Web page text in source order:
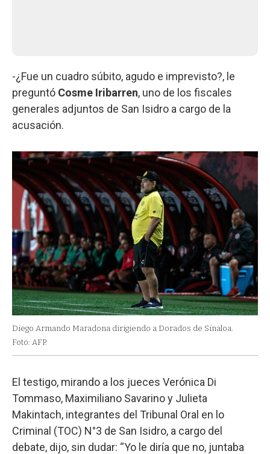
-¿Fue un cuadro súbito, agudo e imprevisto?, le
preguntó Cosme Iribarren, uno de los fiscales
generales adjuntos de San Isidro a cargo de la
acusación.
Diego Armando Maradona dirigiendo a Dorados de Sinaloa.
Foto: AFP.
El testigo, mirando a los jueces Verónica Di
Tommaso, Maximiliano Savarino y Julieta
Makintach, integrantes del Tribunal Oral en lo
Criminal (TOC) N°3 de San Isidro, a cargo del
debate, dijo, sin dudar: “Yo le diría que no, juntaba